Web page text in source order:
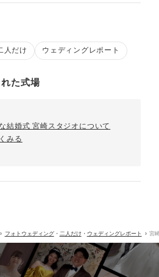
人だけ ウェディングレポート
た式場
結婚式 宮崎スタジオについて
みる
フォトウェディング・ 二人だけ・ ウェディングレポート 宮